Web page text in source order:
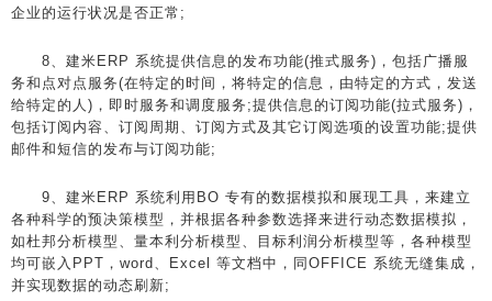
企业的运行状况是否正常;
8、建米ERP 系统提供信息的发布功能(推式服务)，包括广播服
务和点对点服务(在特定的时间，将特定的信息，由特定的方式，发送
给特定的人)，即时服务和调度服务;提供信息的订阅功能(拉式服务)，
包括订阅内容、订阅周期、订阅方式及其它订阅选项的设置功能;提供
邮件和短信的发布与订阅功能;
9、建米ERP 系统利用BO 专有的数据模拟和展现工具，来建立
各种科学的预决策模型，并根据各种参数选择来进行动态数据模拟，
如杜邦分析模型、量本利分析模型、目标利润分析模型等，各种模型
均可嵌入PPT，word、Excel 等文档中，同OFFICE 系统无缝集成，
并实现数据的动态刷新;